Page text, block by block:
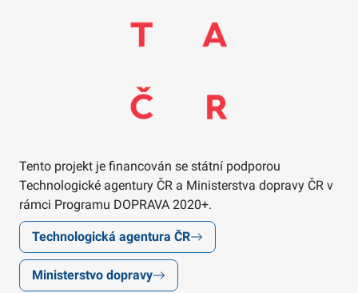
Tento projekt je financován se státní podporou
Technologické agentury ČR a Ministerstva dopravy ČR v
rámci Programu DOPRAVA 2020+.
Technologická agentura ČR
Ministerstvo dopravy